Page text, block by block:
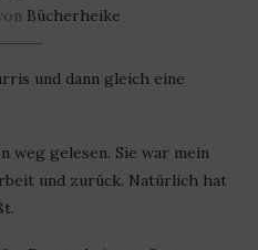
Bücherheike
und dann gleich eine
weg gelesen. Sie war mein
und zurück. Natürlich hat